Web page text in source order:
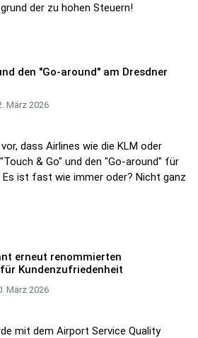
der zu hohen Steuern!
den "Go-around" am Dresdner
März 2026
dass Airlines wie die KLM oder
& Go" und den "Go-around" für
Es ist fast wie immer oder? Nicht ganz
erneut renommierten
Kundenzufriedenheit
März 2026
mit dem Airport Service Quality